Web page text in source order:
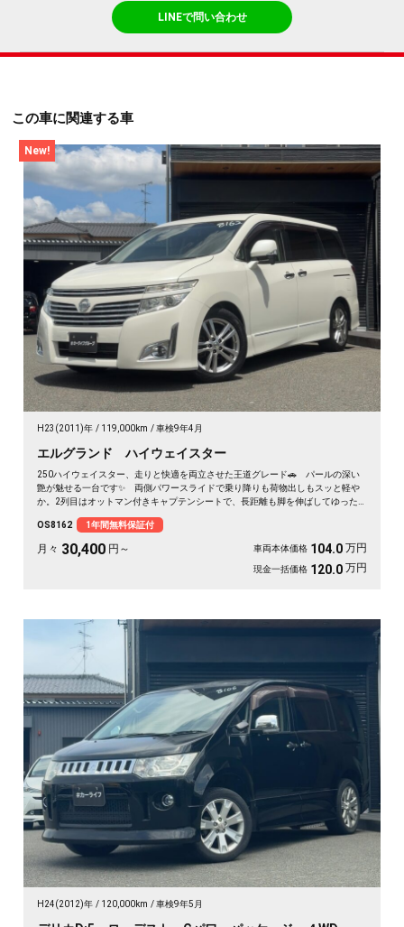
LINEで問い合わせ
この車に関連する車
New!
H23(2011)年 119,000km 車検9年4月
エルグランド ハイウェイスター
250ハイウェイスター、走りと快適を両立させた王道グレード🚗 パールの深い
艶が魅せる一台です✨ 両側パワースライドで乗り降りも荷物出しもスッと軽や
か。2列目はオットマン付きキャプテンシートで、長距離も脚を伸ばしてゆった
遠出も、休日のドライブも心地よい移動空間に👑 冬の夜道も明るいHIDで安心
の一台です《1年保証付》😎
OS8162 1年間無料保証付
月々 30,400 円～ 車両本体価格 104.0 万円
現金一括価格 120.0 万円
H24(2012)年 120,000km 車検9年5月